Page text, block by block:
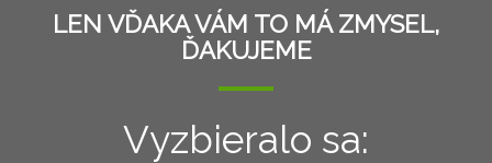
LEN VĎAKA VÁM TO MÁ ZMYSEL,
ĎAKUJEME
Vyzbieralo sa: